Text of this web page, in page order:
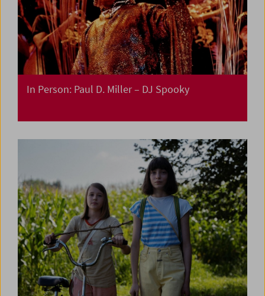
In Person: Paul D. Miller – DJ Spooky